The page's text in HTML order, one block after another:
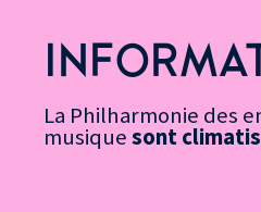
Accessibilité
rapides
contenuMessage d’information
La Philharmonie des
musiquesont